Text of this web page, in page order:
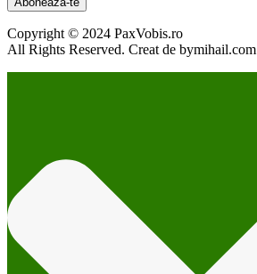
Copyright © 2024 PaxVobis.ro
All Rights Reserved. Creat de bymihail.com